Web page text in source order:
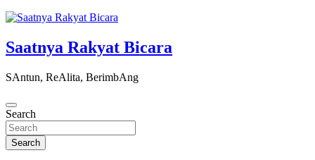
Saatnya Rakyat Bicara
SAntun, ReAlita, BerimbAng
Search
Search